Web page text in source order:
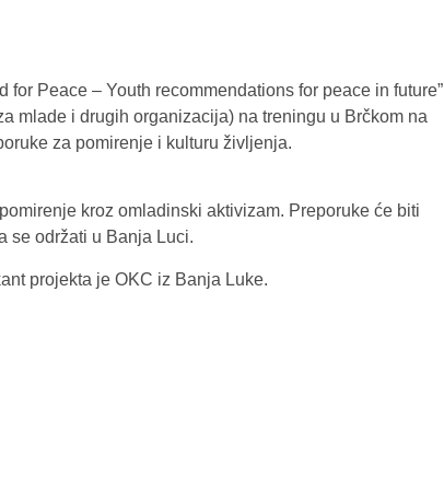
Peace – Youth recommendations for peace in future”
mlade i drugih organizacija) na treningu u Brčkom na
za pomirenje i kulturu življenja.
kroz omladinski aktivizam. Preporuke će biti
se održati u Banja Luci.
projekta je OKC iz Banja Luke.